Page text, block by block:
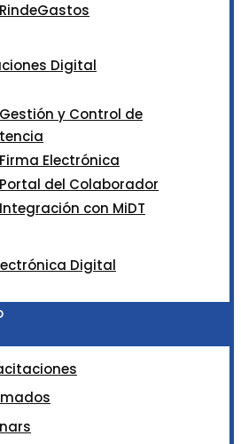
RindeGastos
Digital
Gestión y Control de
Firma Electrónica
Portal del Colaborador
Integración con MiDT
Digital